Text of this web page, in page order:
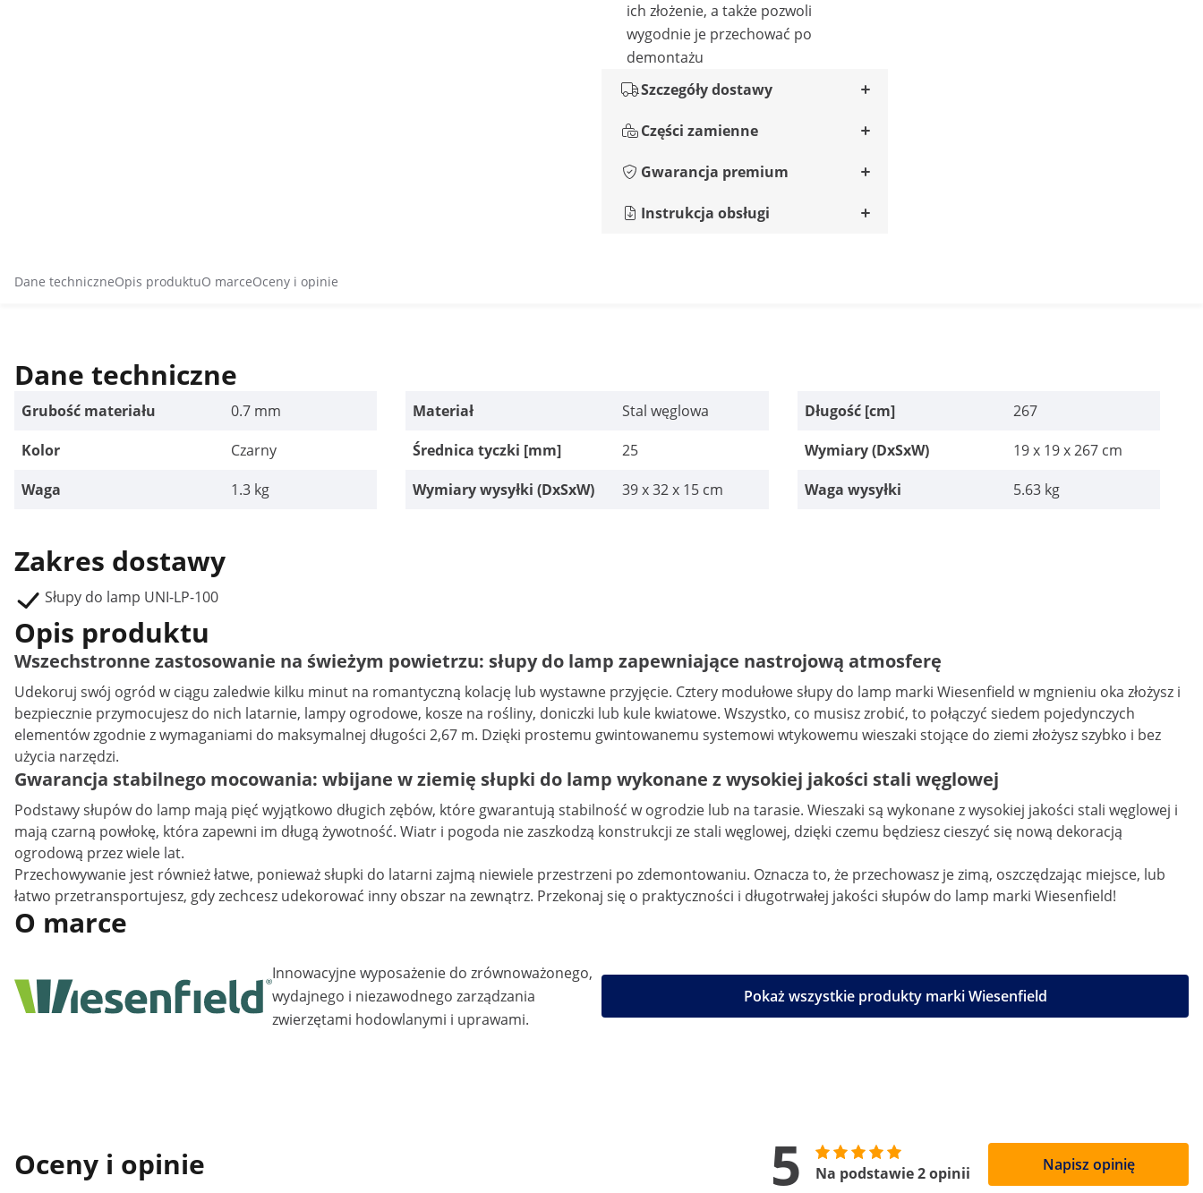
ich złożenie, a także pozwoli
wygodnie je przechować po
demontażu
Szczegóły dostawy
Części zamienne
Gwarancja premium
Instrukcja obsługi
Dane techniczneOpis produktuO marceOceny i opinie
Dane techniczne
Grubość materiału 0.7 mm Materiał Stal węglowa Długość [cm]
267
Kolor
Czarny Średnica tyczki [mm] 25 Wymiary (DxSxW)
19 x 19 x 267 cm
Waga
1.3 kg Wymiary wysyłki (DxSxW) 39 x 32 x 15 cm Waga wysyłki 5.63 kg
Zakres dostawy
Słupy do lamp UNI-LP-100
Opis produktu
Wszechstronne zastosowanie na świeżym powietrzu: słupy do lamp zapewniające nastrojową atmosferę
Udekoruj swój ogród w ciągu zaledwie kilku minut na romantyczną kolację lub wystawne przyjęcie. Cztery modułowe słupy do lamp marki Wiesenfield w mgnieniu oka złożysz i
bezpiecznie przymocujesz do nich latarnie, lampy ogrodowe, kosze na rośliny, doniczki lub kule kwiatowe. Wszystko, co musisz zrobić, to połączyć siedem pojedynczych
elementów zgodnie z wymaganiami do maksymalnej długości 2,67 m. Dzięki prostemu gwintowanemu systemowi wtykowemu wieszaki stojące do ziemi złożysz szybko i bez
użycia narzędzi.
Gwarancja stabilnego mocowania: wbijane w ziemię słupki do lamp wykonane z wysokiej jakości stali węglowej
Podstawy słupów do lamp mają pięć wyjątkowo długich zębów, które gwarantują stabilność w ogrodzie lub na tarasie. Wieszaki są wykonane z wysokiej jakości stali węglowej i
mają czarną powłokę, która zapewni im długą żywotność. Wiatr i pogoda nie zaszkodzą konstrukcji ze stali węglowej, dzięki czemu będziesz cieszyć się nową dekoracją
ogrodową przez wiele lat.
Przechowywanie jest również łatwe, ponieważ słupki do latarni zajmą niewiele przestrzeni po zdemontowaniu. Oznacza to, że przechowasz je zimą, oszczędzając miejsce, lub
łatwo przetransportujesz, gdy zechcesz udekorować inny obszar na zewnątrz. Przekonaj się o praktyczności i długotrwałej jakości słupów do lamp marki Wiesenfield!
O marce
Innowacyjne wyposażenie do zrównoważonego,
wydajnego i niezawodnego zarządzania
zwierzętami hodowlanymi i uprawami.
Pokaż wszystkie produkty marki Wiesenfield
Oceny i opinie 5 Na podstawie 2 opinii Napisz opinię